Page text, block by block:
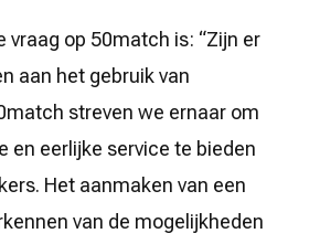
vraag op 50match is: “Zijn er
aan het gebruik van
streven we ernaar om
en eerlijke service te bieden
Het aanmaken van een
van de mogelijkheden